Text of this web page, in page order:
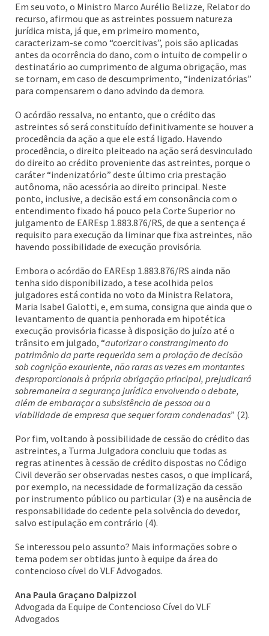
Em seu voto, o Ministro Marco Aurélio Belizze, Relator do
recurso, afirmou que as astreintes possuem natureza
jurídica mista, já que, em primeiro momento,
caracterizam-se como “coercitivas”, pois são aplicadas
antes da ocorrência do dano, com o intuito de compelir o
destinatário ao cumprimento de alguma obrigação, mas
se tornam, em caso de descumprimento, “indenizatórias”
para compensarem o dano advindo da demora.
O acórdão ressalva, no entanto, que o crédito das
astreintes só será constituído definitivamente se houver a
procedência da ação a que ele está ligado. Havendo
procedência, o direito pleiteado na ação será desvinculado
do direito ao crédito proveniente das astreintes, porque o
caráter “indenizatório” deste último cria prestação
autônoma, não acessória ao direito principal. Neste
ponto, inclusive, a decisão está em consonância com o
entendimento fixado há pouco pela Corte Superior no
julgamento de EAREsp 1.883.876/RS, de que a sentença é
requisito para execução da liminar que fixa astreintes, não
havendo possibilidade de execução provisória.
Embora o acórdão do EAREsp 1.883.876/RS ainda não
tenha sido disponibilizado, a tese acolhida pelos
julgadores está contida no voto da Ministra Relatora,
Maria Isabel Galotti, e, em suma, consigna que ainda que o
levantamento de quantia penhorada em hipotética
execução provisória ficasse à disposição do juízo até o
trânsito em julgado, “autorizar o constrangimento do
patrimônio da parte requerida sem a prolação de decisão
sob cognição exauriente, não raras as vezes em montantes
desproporcionais à própria obrigação principal, prejudicará
sobremaneira a segurança jurídica envolvendo o debate,
além de embaraçar a subsistência de pessoa ou a
viabilidade de empresa que sequer foram condenadas” (2).
Por fim, voltando à possibilidade de cessão do crédito das
astreintes, a Turma Julgadora concluiu que todas as
regras atinentes à cessão de crédito dispostas no Código
Civil deverão ser observadas nestes casos, o que implicará,
por exemplo, na necessidade de formalização da cessão
por instrumento público ou particular (3) e na ausência de
responsabilidade do cedente pela solvência do devedor,
salvo estipulação em contrário (4).
Se interessou pelo assunto? Mais informações sobre o
tema podem ser obtidas junto à equipe da área do
contencioso cível do VLF Advogados.
Ana Paula Graçano Dalpizzol
Advogada da Equipe de Contencioso Cível do VLF
Advogados